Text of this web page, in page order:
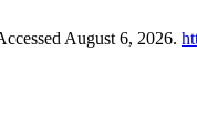
August 6, 2026.